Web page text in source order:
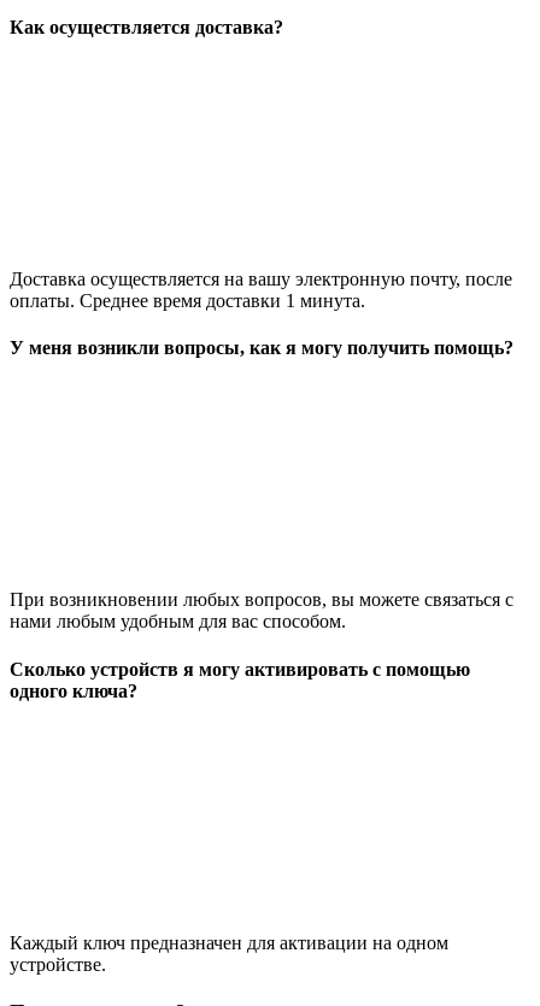
Как осуществляется доставка?
Доставка осуществляется на вашу электронную почту, после
оплаты. Среднее время доставки 1 минута.
У меня возникли вопросы, как я могу получить помощь?
При возникновении любых вопросов, вы можете связаться с
нами любым удобным для вас способом.
Сколько устройств я могу активировать с помощью
одного ключа?
Каждый ключ предназначен для активации на одном
устройстве.